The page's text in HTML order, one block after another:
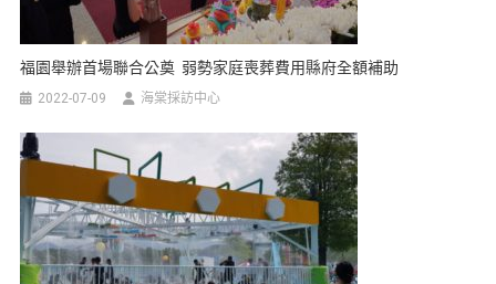
福園舉辦首場聯合公奠 弱勢家庭喪葬費用縣府全額補助
2022-07-09 海棠採訪中心